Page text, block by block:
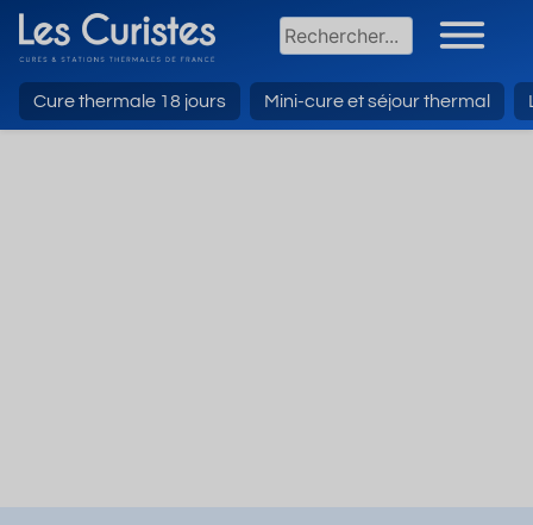
Cure thermale 18 jours Mini-cure et séjour thermal